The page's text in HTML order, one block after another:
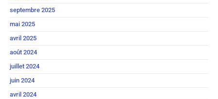
septembre 2025
mai 2025
avril 2025
août 2024
juillet 2024
juin 2024
avril 2024